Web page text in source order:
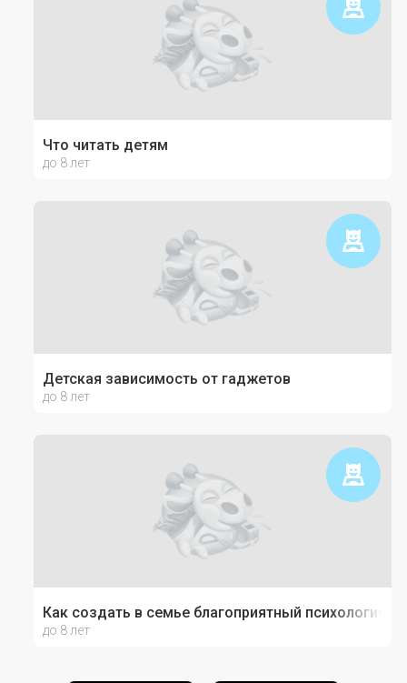
Что читать детям
до 8 лет
Детская зависимость от гаджетов
до 8 лет
Как создать в семье благоприятный
до 8 лет